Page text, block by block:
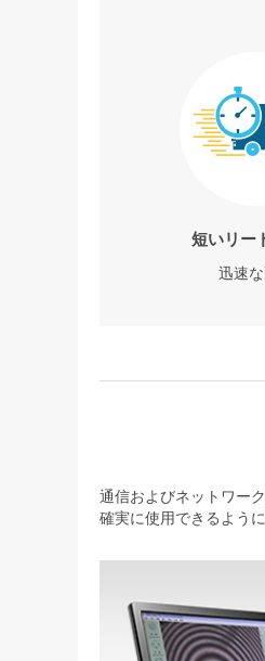
短いリー
迅速
通信およびネットワー
確実に使用できるように